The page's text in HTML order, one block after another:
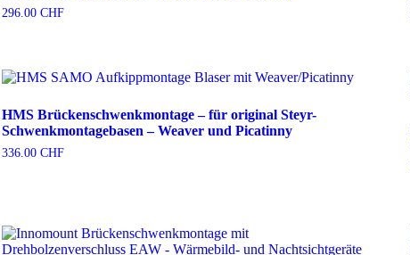
296.00 CHF
HMS Brückenschwenkmontage – für original Steyr-
Schwenkmontagebasen – Weaver und Picatinny
336.00 CHF